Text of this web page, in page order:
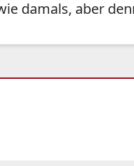
damals, aber